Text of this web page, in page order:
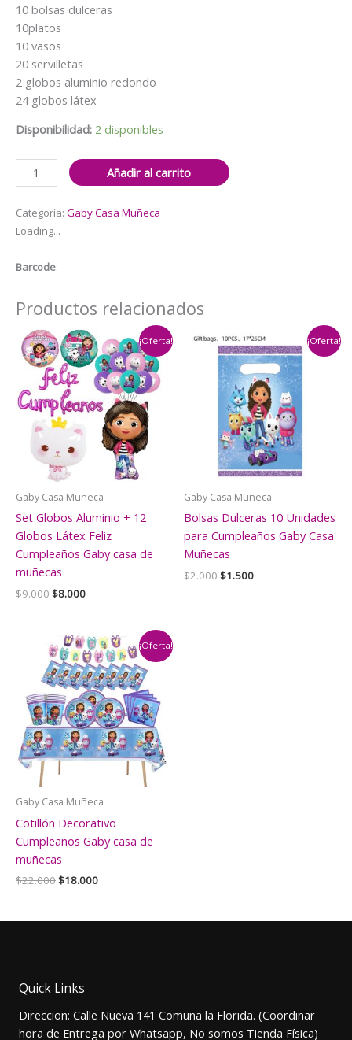
10 bolsas dulceras
10platos
10 vasos
20 servilletas
2 globos aluminio redondo
24 globos látex
Disponibilidad: 2 disponibles
Globos
Cotillón
Cumpleaños
Gaby
Casa
Muñecas
cantidad
Añadir al carrito
Categoría: Gaby Casa Muñeca
Loading...
Barcode:
Productos relacionados
¡Oferta!
Gaby Casa Muñeca
Set Globos Aluminio + 12
Globos Látex Feliz
Cumpleaños Gaby casa de
muñecas
$9.000El
era:
$9.000.
$8.000El
es:
$8.000.
¡Oferta!
Gaby Casa Muñeca
Bolsas Dulceras 10 Unidades
para Cumpleaños Gaby Casa
Muñecas
$2.000El
$1.500El
¡Oferta!
Gaby Casa Muñeca
Cotillón Decorativo
Cumpleaños Gaby casa de
muñecas
$22.000El
era:
$18.000El
es:
Quick Links
Direccion: Calle Nueva 141 Comuna la Florida. (Coordinar
hora de Entrega por Whatsapp, No somos Tienda Física)